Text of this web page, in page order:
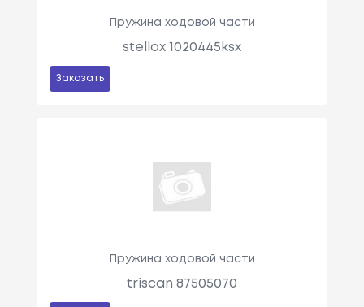
Пружина ходовой части
stellox 1020445ksx
Заказать
Пружина ходовой части
triscan 87505070